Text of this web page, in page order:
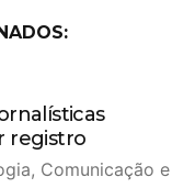
registro
Comunicação e